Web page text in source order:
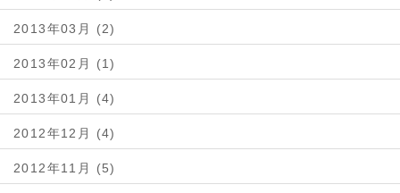
2013年03月 (2)
2013年02月 (1)
2013年01月 (4)
2012年12月 (4)
2012年11月 (5)